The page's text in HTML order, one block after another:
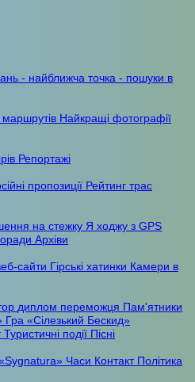
- найближча точка - пошуки в
Найкращі фотографії
Репортажі
пропозиції Рейтинг трас
на стежку Я ходжу з GPS
Архіви
сайти Гірські хатинки Камери в
диплом переможця Пам'ятники
Гра «Сілезький Бескид»
Туристичні події Пісні
Часи Контакт Політика